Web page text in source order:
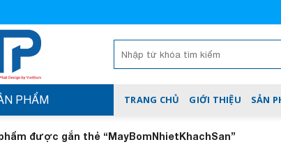
kiếm:
PHẨM TRANG CHỦ GIỚI THIỆU SẢN
được gắn thẻ “MayBomNhietKhachSan”